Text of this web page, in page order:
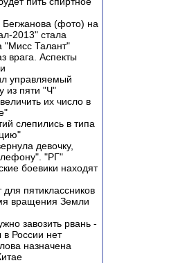
(фото) на
2013" стала
"Мисс Талант"
врага. Аспекты
управляемый
из пяти "Ч"
их число в
слепились в типа
девочку,
"РГ"
боевики находят
для пятиклассников
вращения Земли
завозить рвань -
России нет
назначена